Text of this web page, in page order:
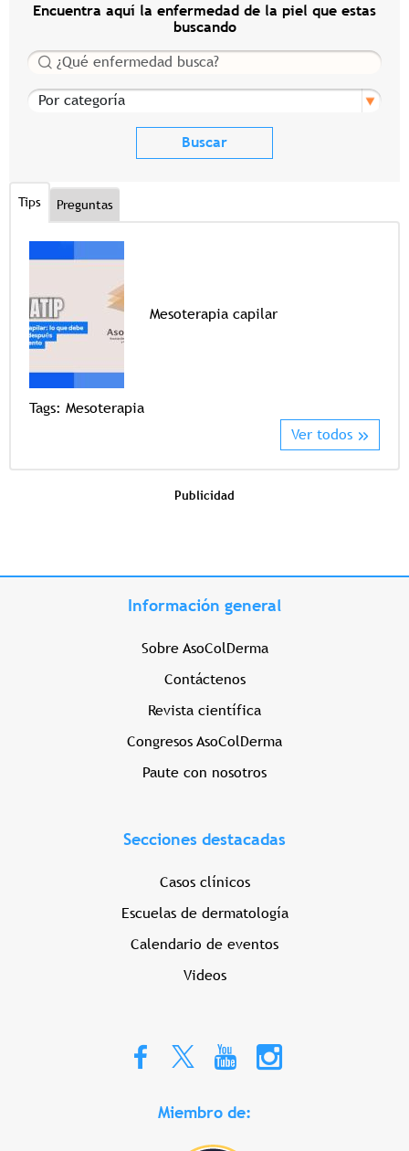
Encuentra aquí la enfermedad de la piel que estas
buscando
Buscar
Por categoría
Tips Preguntas
Mesoterapia capilar
Tags: Mesoterapia
Ver todos
Publicidad
Información general
Sobre AsoColDerma
Contáctenos
Revista científica
Congresos AsoColDerma
Paute con nosotros
Secciones destacadas
Casos clínicos
Escuelas de dermatología
Calendario de eventos
Videos
Miembro de: